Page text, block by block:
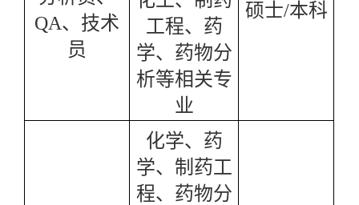
QA、技术
员
工程、药
学、药物分
析等相关专
业
硕士/本科
化学、药
学、制药工
程、药物分